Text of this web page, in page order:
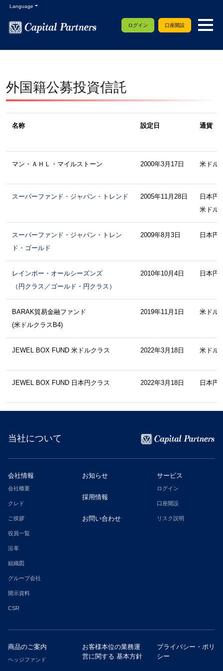
Language
ログイン 口座開設
外国籍公募投資信託
名称 設定日 通貨
マン・ＡＨＬ・マイルストーン 2000年3月17日 米ドル
スーパーファンド・ジャパン・トレンド 2005年11月28日
日本円
米ドル
スーパーファンド・ジャパン・トレン
ド・ゴールド
2009年8月3日 日本円
レインボー・オールシーズンズ
（円クラス／ゴールド・円クラス）
2010年10月4日 日本円
BARAK貿易金融ファンド
(米ドルクラスB4)
2019年11月1日 米ドル
JEWEL BOX FUND 米ドルクラス 2022年3月18日 米ドル
JEWEL BOX FUND 日本円クラス 2022年3月18日 日本円
当社について
会社情報
会社概要
クレド
ご挨拶
役員一覧
沿革
組織図
グループ会社
開示資料
CSR
お知らせ
採用情報
お問い合わせ
サービス
ログイン
口座開設
リスク説明
商品のご案内
ヘッジファンド
お客様本位の業務運
営に関する 基本方針
プライバシー・ポリ
シー